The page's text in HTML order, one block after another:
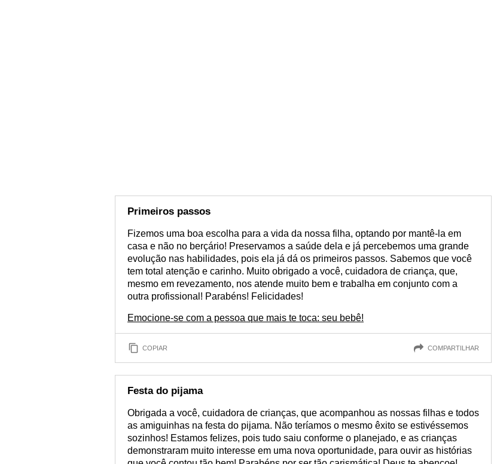
Primeiros passos
Fizemos uma boa escolha para a vida da nossa filha, optando por mantê-la em
casa e não no berçário! Preservamos a saúde dela e já percebemos uma grande
evolução nas habilidades, pois ela já dá os primeiros passos. Sabemos que você
tem total atenção e carinho. Muito obrigado a você, cuidadora de criança, que,
mesmo em revezamento, nos atende muito bem e trabalha em conjunto com a
outra profissional! Parabéns! Felicidades!
Emocione-se com a pessoa que mais te toca: seu bebê!
COPIAR COMPARTILHAR
Festa do pijama
Obrigada a você, cuidadora de crianças, que acompanhou as nossas filhas e todos
as amiguinhas na festa do pijama. Não teríamos o mesmo êxito se estivéssemos
sozinhos! Estamos felizes, pois tudo saiu conforme o planejado, e as crianças
demonstraram muito interesse em uma nova oportunidade, para ouvir as histórias